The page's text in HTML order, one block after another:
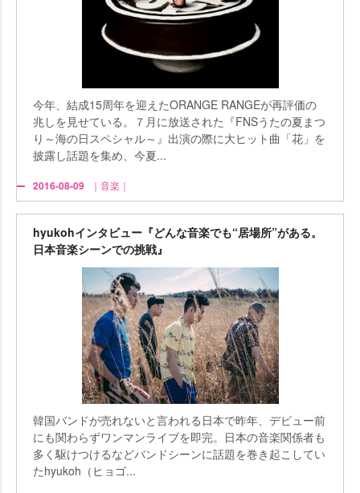
今年、結成15周年を迎えたORANGE RANGEが再評価の
兆しを見せている。７月に放送された『FNSうたの夏まつ
り～海の日スペシャル～』出演の際に大ヒット曲「花」を
披露し話題を集め、今夏...
2016-08-09 ｜音楽｜
hyukohインタビュー『どんな音楽でも“居場所”がある。
日本音楽シーンでの挑戦』
韓国バンドが売れないと言われる日本で昨年、デビュー前
にも関わらずワンマンライブを即完。日本の音楽関係者も
多く駆けつけるなどバンドシーンに話題を巻き起こしてい
たhyukoh（ヒョゴ...